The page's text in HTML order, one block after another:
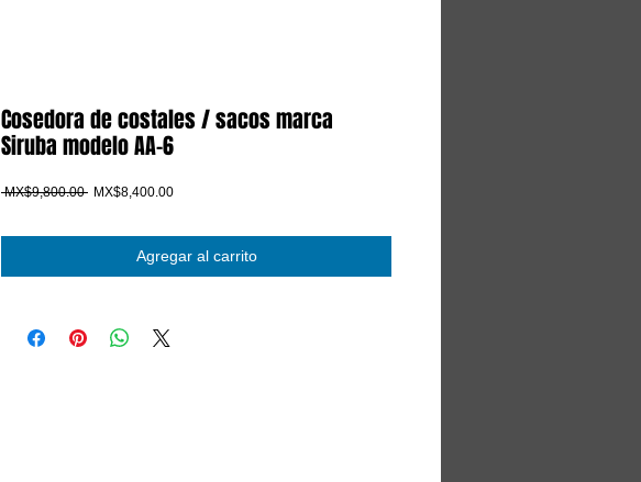
Cosedora de costales / sacos marca
Siruba modelo AA-6
MX$9,800.00 Precio
MX$8,400.00Precio
Agregar al carrito